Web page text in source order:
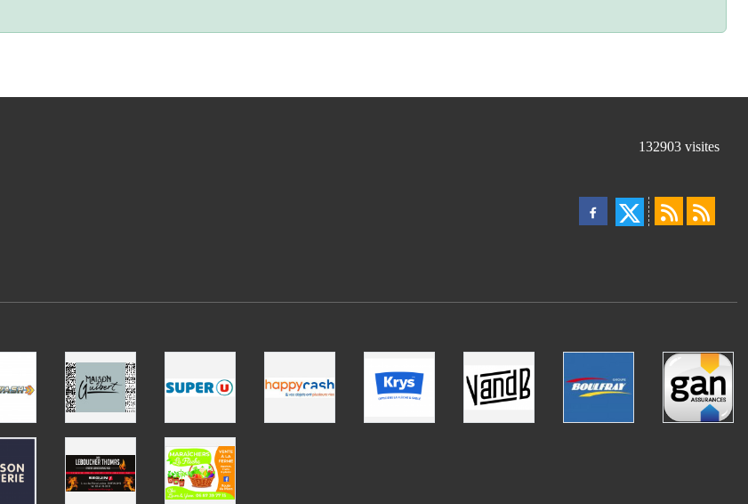
132903 visites